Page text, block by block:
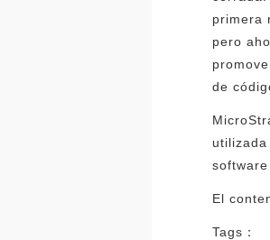
primera
pero
de
El
Tags：